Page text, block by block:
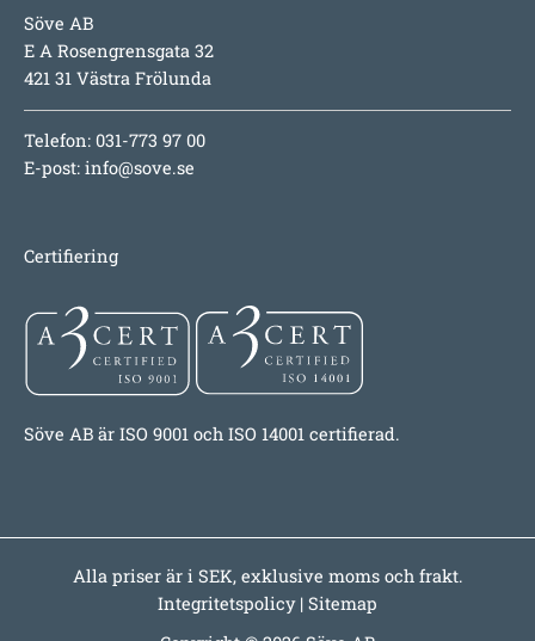
Söve AB
E A Rosengrensgata 32
421 31 Västra Frölunda
Telefon: 031-773 97 00
E-post: info@sove.se
Certifiering
Söve AB är ISO 9001 och ISO 14001 certifierad.
Alla priser är i SEK, exklusive moms och frakt.
Integritetspolicy| Sitemap